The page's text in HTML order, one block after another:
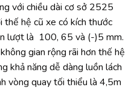
với chiều dài cơ sở 2525
thế hệ cũ xe có kích thước
lượt là 100, 65 và (-)5 mm.
gian rộng rãi hơn thế hệ
khả năng dễ dàng luồn lách
vòng quay tối thiểu là 4,5m